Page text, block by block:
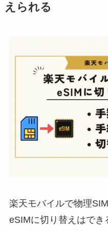
えられる
楽天モバイルで物理
eSIMに切り替えはで